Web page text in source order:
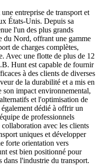
entreprise de transport et
États-Unis. Depuis sa
l'un des plus grands
du Nord, offrant une gamme
de charges complètes,
Avec une flotte de plus de 12
Hunt est capable de fournir
à des clients de diverses
de la durabilité et a mis en
impact environnemental,
et l'optimisation de
dédié à offrir un
de professionnels
avec les clients
uniques et développer
forte orientation vers
est bien positionné pour
dans l'industrie du transport.